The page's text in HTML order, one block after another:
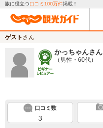
旅に役立つ口コミ100万件掲載！
ゲスト さん
かっちゃんさん
（男性・60代）
口コミ数
3